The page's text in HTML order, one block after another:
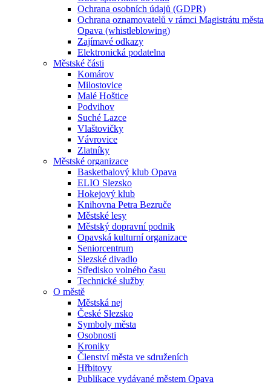
Ochrana osobních údajů (GDPR)
Ochrana oznamovatelů v rámci Magistrátu města
Opava (whistleblowing)
Zajímavé odkazy
Elektronická podatelna
Městské části
Komárov
Milostovice
Malé Hoštice
Podvihov
Suché Lazce
Vlaštovičky
Vávrovice
Zlatníky
Městské organizace
Basketbalový klub Opava
ELIO Slezsko
Hokejový klub
Knihovna Petra Bezruče
Městské lesy
Městský dopravní podnik
Opavská kulturní organizace
Seniorcentrum
Slezské divadlo
Středisko volného času
Technické služby
O městě
Městská nej
České Slezsko
Symboly města
Osobnosti
Kroniky
Členství města ve sdruženích
Hřbitovy
Publikace vydávané městem Opava